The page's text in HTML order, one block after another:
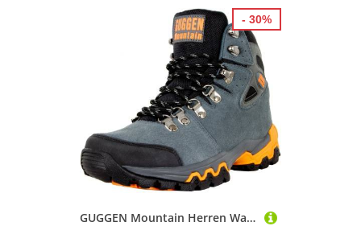
GUGGEN Mountain Herren Wanderschuh M008 Herrenwanderschuh Wanderstiefel Wanderschuh Wasserabweisend, Verstärkte Schuhspitze, Leder
- 30%